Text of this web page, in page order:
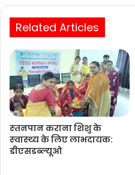
Related Articles
स्‍तनपान कराना शिशु के
स्‍वास्‍थ्‍य के लिए लाभदायक:
डीएसडब्‍ल्‍यूओ